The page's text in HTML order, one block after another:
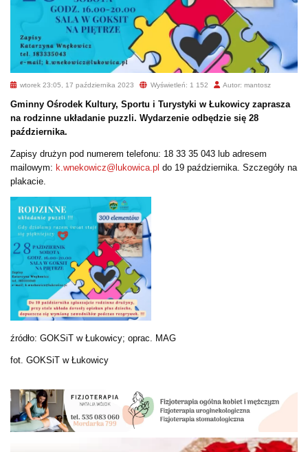
wtorek 23:05, 17 października 2023 Wyświetleń: 1 152 Autor: mantosz
Gminny Ośrodek Kultury, Sportu i Turystyki w Łukowicy zaprasza
na rodzinne układanie puzzli. Wydarzenie odbędzie się 28
października.
Zapisy drużyn pod numerem telefonu: 18 33 35 043 lub adresem
mailowym: k.wnekowicz@lukowica.pl do 19 października. Szczegóły na
plakacie.
źródło: GOKSiT w Łukowicy; oprac. MAG
fot. GOKSiT w Łukowicy